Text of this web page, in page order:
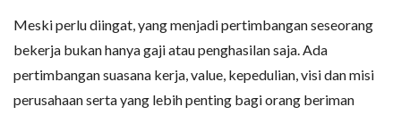
Meski perlu diingat, yang menjadi pertimbangan seseorang
bekerja bukan hanya gaji atau penghasilan saja. Ada
pertimbangan suasana kerja, value, kepedulian, visi dan misi
perusahaan serta yang lebih penting bagi orang beriman